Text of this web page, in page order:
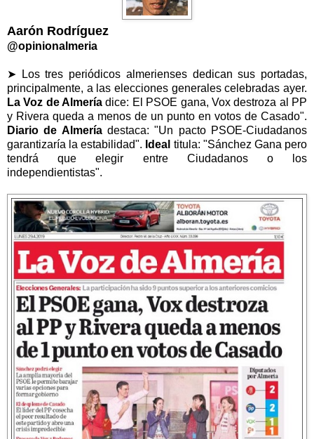
Aarón Rodríguez
@opinionalmeria
➤ Los tres periódicos almerienses dedican sus portadas,
principalmente, a las elecciones generales celebradas ayer.
La Voz de Almería dice: El PSOE gana, Vox destroza al PP
y Rivera queda a menos de un punto en votos de Casado".
Diario de Almeríadestaca: "Un pacto PSOE-Ciudadanos
garantizaría la estabilidad". Ideal titula: "Sánchez Gana pero
tendrá que elegir entre Ciudadanos o los
independientistas".